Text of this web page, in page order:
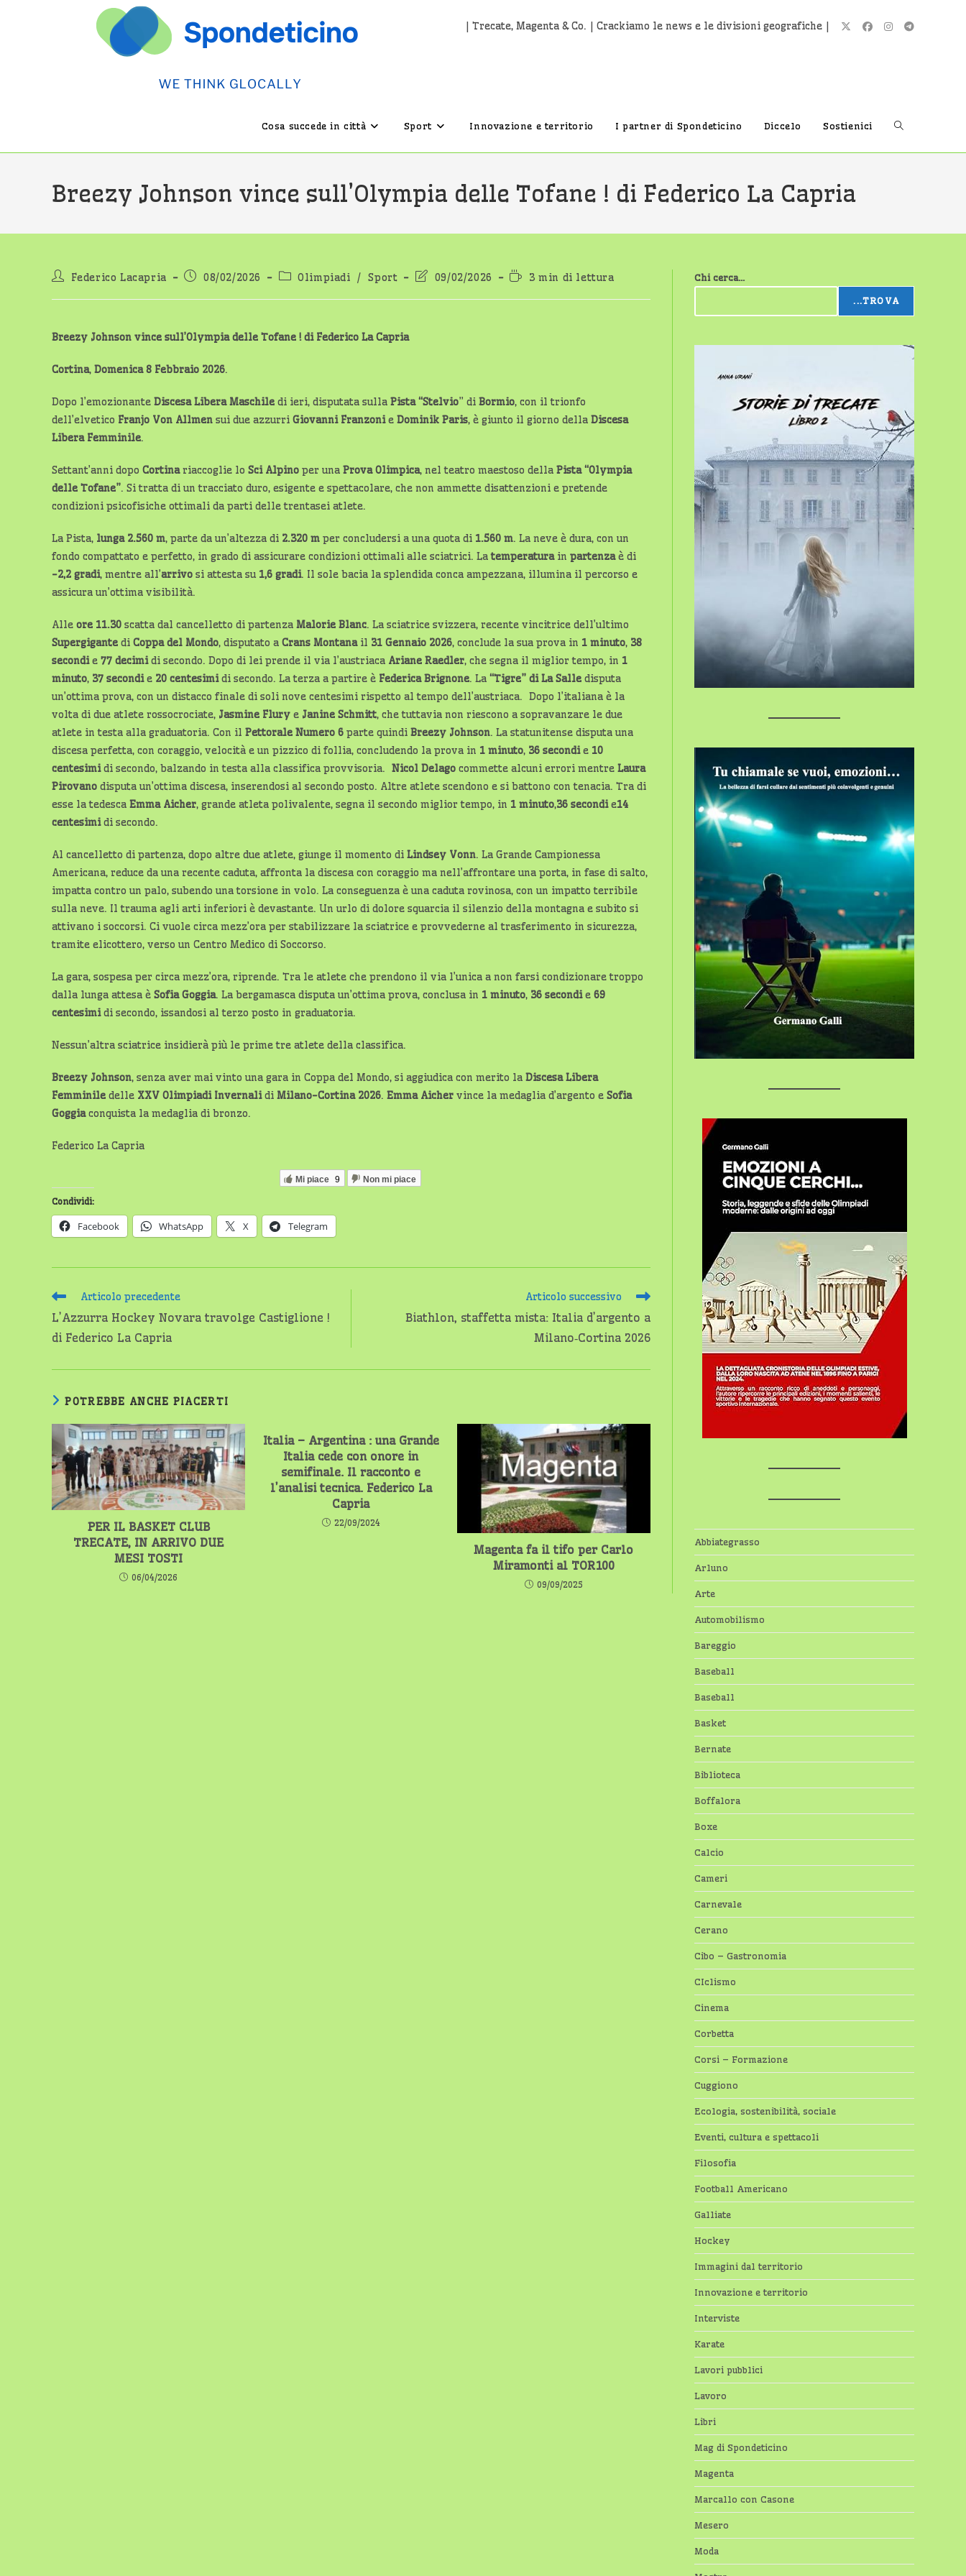
| Trecate, Magenta & Co. | Crackiamo le news e le divisioni geografiche |
Cosa succede in città Sport Innovazione e territorio I partner di Spondeticino Diccelo Sostienici Attiva/
ricerca
sul
Breezy Johnson vince sull’Olympia delle Tofane ! di Federico La Capria
AutoreFederico Lacapria
Articolo
08/02/2026
Categoria
Olimpiadi / Sport
Ultima
dell'articolo:
09/02/2026
Tempo
lettura:
3 min di lettura
Breezy Johnson vince sull’Olympia delle Tofane ! di Federico La Capria
Cortina, Domenica 8 Febbraio 2026.
Dopo l’emozionante Discesa Libera Maschile di ieri, disputata sulla Pista “Stelvio” di Bormio, con il trionfo
dell’elvetico Franjo Von Allmen sui due azzurri Giovanni Franzonie Dominik Paris, è giunto il giorno della Discesa
Libera Femminile.
Settant’anni dopo Cortinariaccoglie lo Sci Alpino per una Prova Olimpica, nel teatro maestoso della Pista “Olympia
delle Tofane”. Si tratta di un tracciato duro, esigente e spettacolare, che non ammette disattenzioni e pretende
condizioni psicofisiche ottimali da parti delle trentasei atlete.
La Pista, lunga 2.560 m, parte da un’altezza di 2.320 m per concludersi a una quota di 1.560 m. La neve è dura, con un
fondo compattato e perfetto, in grado di assicurare condizioni ottimali alle sciatrici. Latemperaturain partenzaè di
-2,2 gradi, mentre all’arrivo si attesta su 1,6 gradi. Il sole bacia la splendida conca ampezzana, illumina il percorso e
assicura un’ottima visibilità.
Alle ore 11.30 scatta dal cancelletto di partenza Malorie Blanc. La sciatrice svizzera, recente vincitrice dell’ultimo
Supergigante di Coppa del Mondo, disputato a Crans Montanail 31 Gennaio 2026, conclude la sua prova in 1 minuto, 38
secondie 77 decimidi secondo. Dopo di lei prende il via l’austriaca Ariane Raedler, che segna il miglior tempo, in 1
minuto, 37 secondie 20 centesimidi secondo. La terza a partire è Federica Brignone. La “Tigre” di La Salle disputa
un’ottima prova, con un distacco finale di soli nove centesimi rispetto al tempo dell’austriaca. Dopo l’italiana è la
volta di due atlete rossocrociate, Jasmine Flury e Janine Schmitt, che tuttavia non riescono a sopravanzare le due
atlete in testa alla graduatoria. Con il Pettorale Numero 6 parte quindi Breezy Johnson. La statunitense disputa una
discesa perfetta, con coraggio, velocità e un pizzico di follia, concludendo la prova in 1 minuto, 36 secondie 10
centesimidi secondo, balzando in testa alla classifica provvisoria. Nicol Delago commette alcuni errori mentre Laura
Pirovano disputa un’ottima discesa, inserendosi al secondo posto. Altre atlete scendono e si battono con tenacia. Tra di
esse la tedesca Emma Aicher, grande atleta polivalente, segna il secondo miglior tempo, in 1 minuto,36 secondie14
centesimidi secondo.
Al cancelletto di partenza, dopo altre due atlete, giunge il momento di Lindsey Vonn. La Grande Campionessa
Americana, reduce da una recente caduta, affronta la discesa con coraggio ma nell’affrontare una porta, in fase di salto,
impatta contro un palo, subendo una torsione in volo. La conseguenza è una caduta rovinosa, con un impatto terribile
sulla neve. Il trauma agli arti inferiori è devastante. Un urlo di dolore squarcia il silenzio della montagna e subito si
attivano i soccorsi. Ci vuole circa mezz’ora per stabilizzare la sciatrice e provvederne al trasferimento in sicurezza,
tramite elicottero, verso un Centro Medico di Soccorso.
La gara, sospesa per circa mezz’ora, riprende. Tra le atlete che prendono il via l’unica a non farsi condizionare troppo
dalla lunga attesa è Sofia Goggia. La bergamasca disputa un’ottima prova, conclusa in 1 minuto, 36 secondie 69
centesimidi secondo, issandosi al terzo posto in graduatoria.
Nessun’altra sciatrice insidierà più le prime tre atlete della classifica.
Breezy Johnson, senza aver mai vinto una gara in Coppa del Mondo, si aggiudica con merito la Discesa Libera
Femminile delle XXV Olimpiadi Invernalidi Milano-Cortina 2026. Emma Aicher vince la medaglia d’argento e Sofia
Goggiaconquista la medaglia di bronzo.
Federico La Capria
Mi piace 9 Non mi piace
Condividi:
Facebook WhatsApp X Telegram
Leggi
altri
articoli
Articolo precedente
L’Azzurra Hockey Novara travolge Castiglione !
di Federico La Capria
Articolo successivo
Biathlon, staffetta mista: Italia d’argento a
Milano‑Cortina 2026
POTREBBE ANCHE PIACERTI
PER IL BASKET CLUB
TRECATE, IN ARRIVO DUE
MESI TOSTI
06/04/2026
Italia – Argentina : una Grande
Italia cede con onore in
semifinale. Il racconto e
l’analisi tecnica. Federico La
Capria
22/09/2024
Magenta fa il tifo per Carlo
Miramonti al TOR100
09/09/2025
Chi cerca...
...TROVA
Abbiategrasso
Arluno
Arte
Automobilismo
Bareggio
Baseball
Baseball
Basket
Bernate
Biblioteca
Boffalora
Boxe
Calcio
Cameri
Carnevale
Cerano
Cibo – Gastronomia
CIclismo
Cinema
Corbetta
Corsi – Formazione
Cuggiono
Ecologia, sostenibilità, sociale
Eventi, cultura e spettacoli
Filosofia
Football Americano
Galliate
Hockey
Immagini dal territorio
Innovazione e territorio
Interviste
Karate
Lavori pubblici
Lavoro
Libri
Mag di Spondeticino
Magenta
Marcallo con Casone
Mesero
Moda